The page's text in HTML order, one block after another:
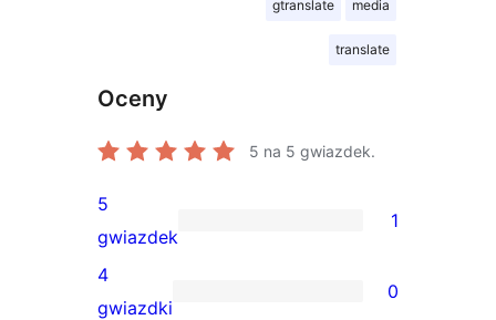
gtranslate media
translate
Oceny
5 na 5 gwiazdek.
1
recenzja
5-
5
gwiazdek
1
0
4
gwiazdki
0